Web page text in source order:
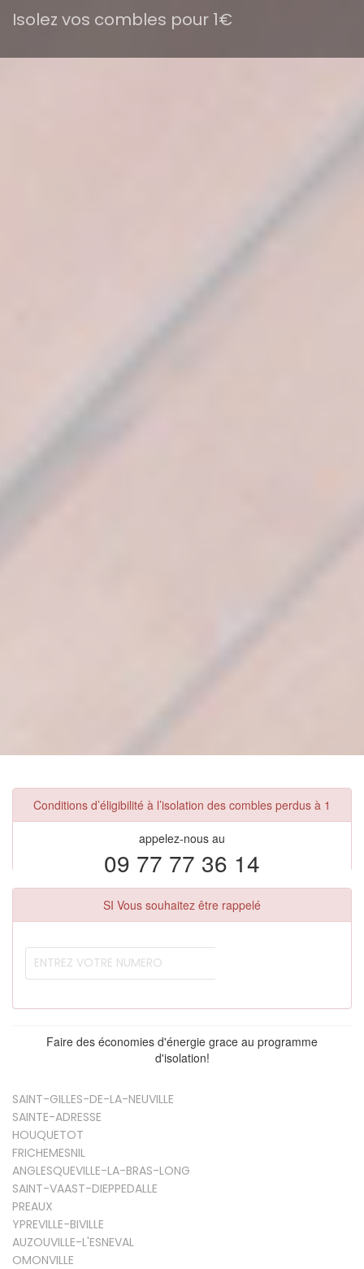
Isolez vos combles pour 1€
Conditions d’éligibilité à l’isolation des combles perdus à 1
appelez-nous au
09 77 77 36 14
SI Vous souhaitez être rappelé
Faire des économies d'énergie grace au programme
d'isolation!
SAINT-GILLES-DE-LA-NEUVILLE
SAINTE-ADRESSE
HOUQUETOT
FRICHEMESNIL
ANGLESQUEVILLE-LA-BRAS-LONG
SAINT-VAAST-DIEPPEDALLE
PREAUX
YPREVILLE-BIVILLE
AUZOUVILLE-L'ESNEVAL
OMONVILLE